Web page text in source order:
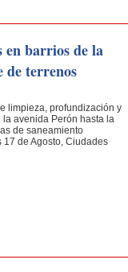
en barrios de la
de terrenos
limpieza, profundización y
avenida Perón hasta la
de saneamiento
de Agosto, Ciudades